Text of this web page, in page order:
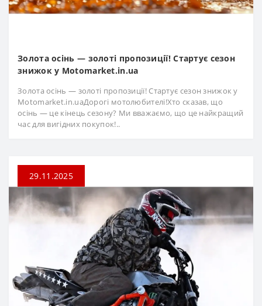
Золота осінь — золоті пропозиції! Стартує сезон
знижок у Motomarket.in.ua
Золота осінь — золоті пропозиції! Стартує сезон знижок у
Motomarket.in.uaДорогі мотолюбителі!Хто сказав, що
осінь — це кінець сезону? Ми вважаємо, що це найкращий
час для вигідних покупок!..
29.11.2025